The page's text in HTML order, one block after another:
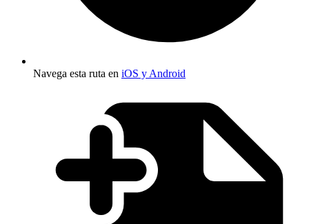
Navega esta ruta en iOS y Android